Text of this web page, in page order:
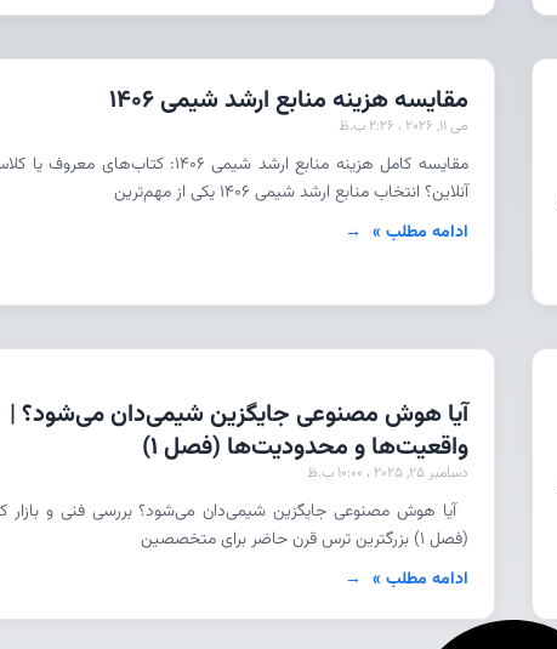
مقایسه هزینه منابع ارشد شیمی 1406
می 11, 2026
مقایسه کامل هزینه منابع ارشد شیمی 1406: کتاب‌های معروف
آنلاین؟ انتخاب منابع ارشد شیمی ۱۴۰۶ یکی از مهم‌ترین
ادامه مطلب »
آیا هوش مصنوعی جایگزین شیمی‌دان می‌شود؟ |
واقعیت‌ها و محدودیت‌ها (فصل 1)
دسامبر 25, 2025
آیا هوش مصنوعی جایگزین شیمی‌دان می‌شود؟ بررسی فنی و بازار
(فصل ۱) بزرگترین ترس قرن حاضر برای متخصصین
ادامه مطلب »